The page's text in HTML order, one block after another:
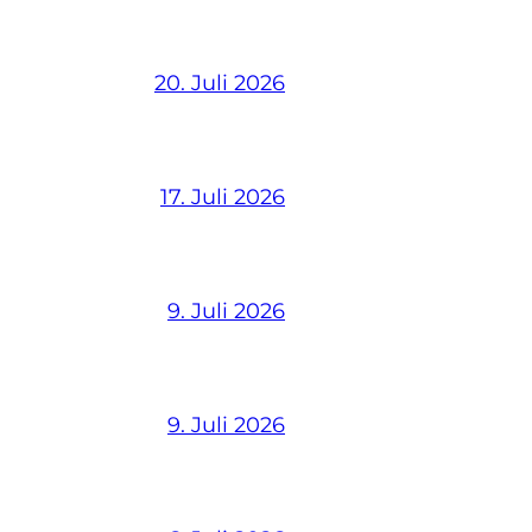
20. Juli 2026
17. Juli 2026
9. Juli 2026
9. Juli 2026